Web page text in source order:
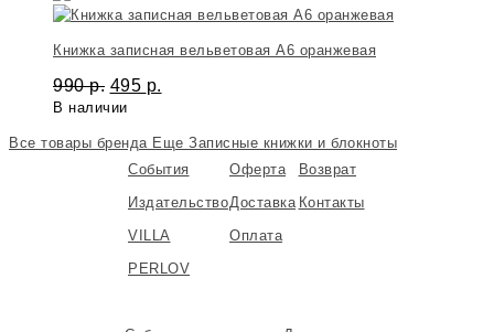
Книжка записная вельветовая А6 оранжевая
990р. 495 р.
В наличии
Все товары бренда Еще Записные книжки и блокноты
События
Издательство
VILLA
PERLOV
Оферта
Доставка
Оплата
Возврат
Контакты